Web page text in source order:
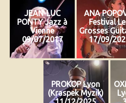
JEAN-LUC
PONTY Jazz à
Vienne
09/07/2017
ANA
Festival
Grosses
17/09/
PROKOP Lyon
(Kraspek Myzik)